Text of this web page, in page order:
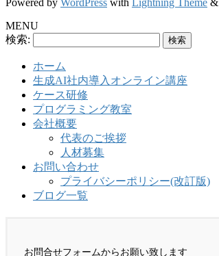
Powered by WordPress with Lightning Theme &
MENU
検索:
ホーム
生成AI社内導入オンライン講座
ケース研修
プログラミング教室
会社概要
代表のご挨拶
人材募集
お問い合わせ
プライバシーポリシー(改訂版)
ブログ一覧
お問合せフォームからお願い致します